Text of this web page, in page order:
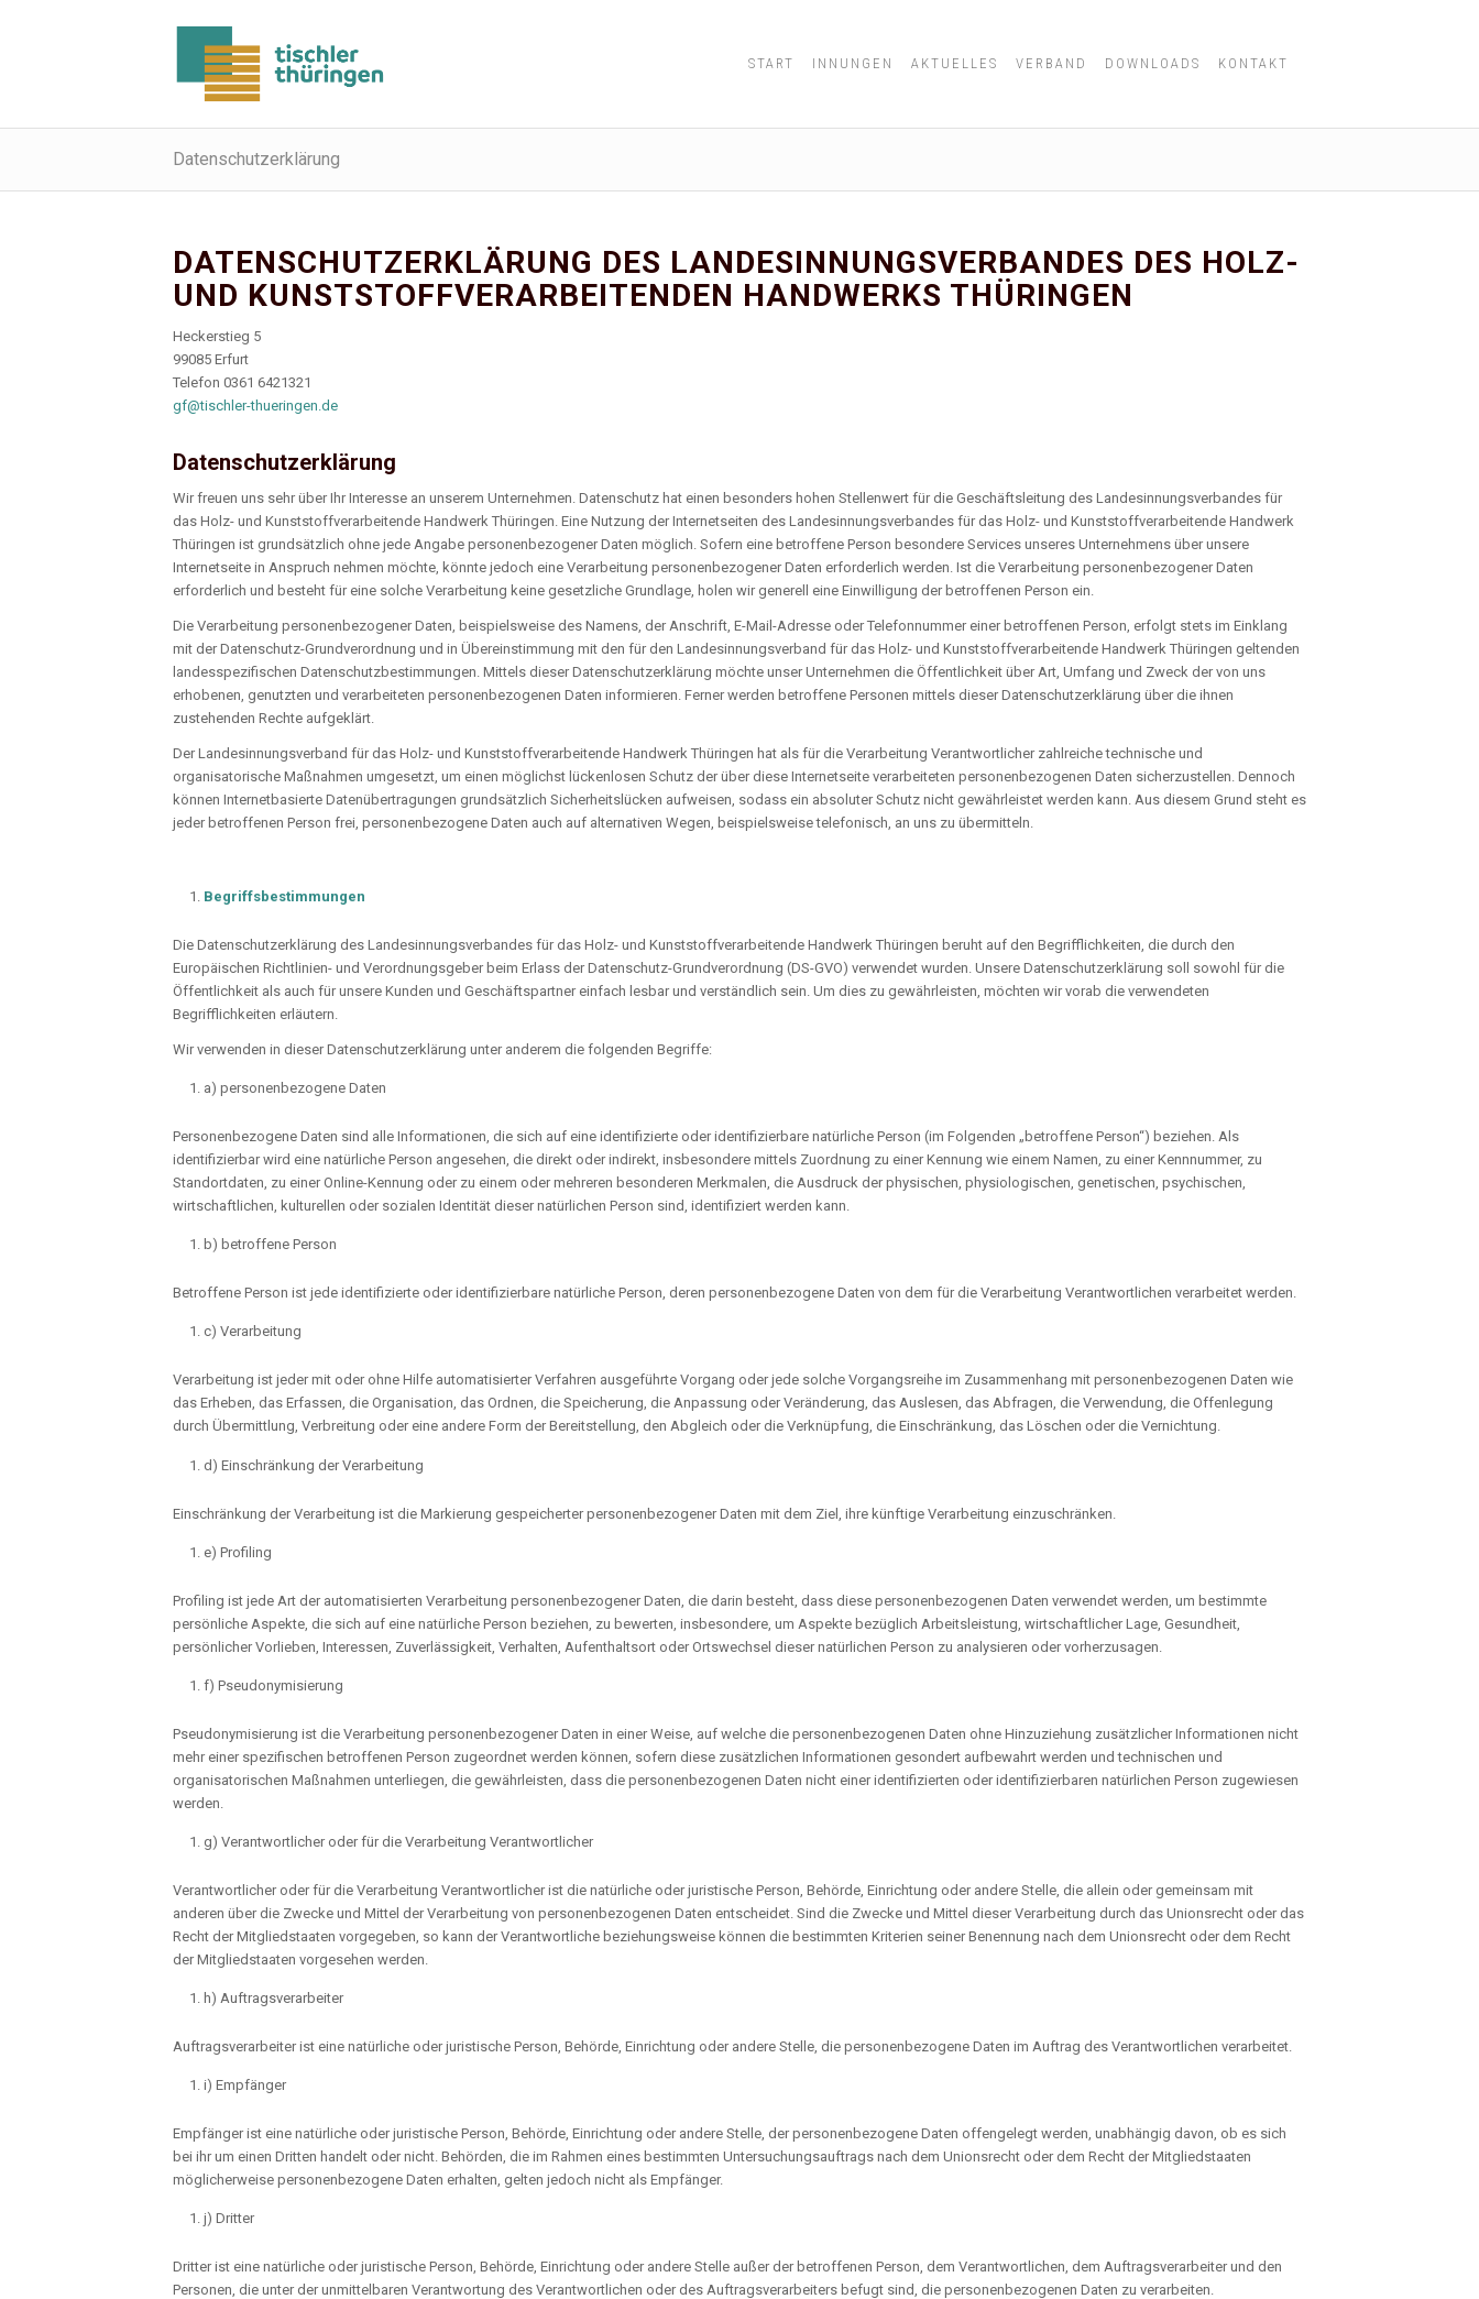
START INNUNGEN AKTUELLES VERBAND DOWNLOADS KONTAKT
Datenschutzerklärung
DATENSCHUTZ­ERKLÄRUNG DES LANDESINNUNGS­VERBANDES DES HOLZ-
UND KUNSTSTOFF­VERARBEITENDEN HANDWERKS THÜRINGEN
Heckerstieg 5
99085 Erfurt
Telefon 0361 6421321
gf@tischler-thueringen.de
Datenschutzerklärung
Wir freuen uns sehr über Ihr Interesse an unserem Unternehmen. Datenschutz hat einen besonders hohen Stellenwert für die Geschäftsleitung des Landesinnungsverbandes für
das Holz- und Kunststoffverarbeitende Handwerk Thüringen. Eine Nutzung der Internetseiten des Landesinnungsverbandes für das Holz- und Kunststoffverarbeitende Handwerk
Thüringen ist grundsätzlich ohne jede Angabe personenbezogener Daten möglich. Sofern eine betroffene Person besondere Services unseres Unternehmens über unsere
Internetseite in Anspruch nehmen möchte, könnte jedoch eine Verarbeitung personenbezogener Daten erforderlich werden. Ist die Verarbeitung personenbezogener Daten
erforderlich und besteht für eine solche Verarbeitung keine gesetzliche Grundlage, holen wir generell eine Einwilligung der betroffenen Person ein.
Die Verarbeitung personenbezogener Daten, beispielsweise des Namens, der Anschrift, E-Mail-Adresse oder Telefonnummer einer betroffenen Person, erfolgt stets im Einklang
mit der Datenschutz-Grundverordnung und in Übereinstimmung mit den für den Landesinnungsverband für das Holz- und Kunststoffverarbeitende Handwerk Thüringen geltenden
landesspezifischen Datenschutzbestimmungen. Mittels dieser Datenschutzerklärung möchte unser Unternehmen die Öffentlichkeit über Art, Umfang und Zweck der von uns
erhobenen, genutzten und verarbeiteten personenbezogenen Daten informieren. Ferner werden betroffene Personen mittels dieser Datenschutzerklärung über die ihnen
zustehenden Rechte aufgeklärt.
Der Landesinnungsverband für das Holz- und Kunststoffverarbeitende Handwerk Thüringen hat als für die Verarbeitung Verantwortlicher zahlreiche technische und
organisatorische Maßnahmen umgesetzt, um einen möglichst lückenlosen Schutz der über diese Internetseite verarbeiteten personenbezogenen Daten sicherzustellen. Dennoch
können Internetbasierte Datenübertragungen grundsätzlich Sicherheitslücken aufweisen, sodass ein absoluter Schutz nicht gewährleistet werden kann. Aus diesem Grund steht es
jeder betroffenen Person frei, personenbezogene Daten auch auf alternativen Wegen, beispielsweise telefonisch, an uns zu übermitteln.
Begriffsbestimmungen
Die Datenschutzerklärung des Landesinnungsverbandes für das Holz- und Kunststoffverarbeitende Handwerk Thüringen beruht auf den Begrifflichkeiten, die durch den
Europäischen Richtlinien- und Verordnungsgeber beim Erlass der Datenschutz-Grundverordnung (DS-GVO) verwendet wurden. Unsere Datenschutzerklärung soll sowohl für die
Öffentlichkeit als auch für unsere Kunden und Geschäftspartner einfach lesbar und verständlich sein. Um dies zu gewährleisten, möchten wir vorab die verwendeten
Begrifflichkeiten erläutern.
Wir verwenden in dieser Datenschutzerklärung unter anderem die folgenden Begriffe:
a) personenbezogene Daten
Personenbezogene Daten sind alle Informationen, die sich auf eine identifizierte oder identifizierbare natürliche Person (im Folgenden „betroffene Person“) beziehen. Als
identifizierbar wird eine natürliche Person angesehen, die direkt oder indirekt, insbesondere mittels Zuordnung zu einer Kennung wie einem Namen, zu einer Kennnummer, zu
Standortdaten, zu einer Online-Kennung oder zu einem oder mehreren besonderen Merkmalen, die Ausdruck der physischen, physiologischen, genetischen, psychischen,
wirtschaftlichen, kulturellen oder sozialen Identität dieser natürlichen Person sind, identifiziert werden kann.
b) betroffene Person
Betroffene Person ist jede identifizierte oder identifizierbare natürliche Person, deren personenbezogene Daten von dem für die Verarbeitung Verantwortlichen verarbeitet werden.
c) Verarbeitung
Verarbeitung ist jeder mit oder ohne Hilfe automatisierter Verfahren ausgeführte Vorgang oder jede solche Vorgangsreihe im Zusammenhang mit personenbezogenen Daten wie
das Erheben, das Erfassen, die Organisation, das Ordnen, die Speicherung, die Anpassung oder Veränderung, das Auslesen, das Abfragen, die Verwendung, die Offenlegung
durch Übermittlung, Verbreitung oder eine andere Form der Bereitstellung, den Abgleich oder die Verknüpfung, die Einschränkung, das Löschen oder die Vernichtung.
d) Einschränkung der Verarbeitung
Einschränkung der Verarbeitung ist die Markierung gespeicherter personenbezogener Daten mit dem Ziel, ihre künftige Verarbeitung einzuschränken.
e) Profiling
Profiling ist jede Art der automatisierten Verarbeitung personenbezogener Daten, die darin besteht, dass diese personenbezogenen Daten verwendet werden, um bestimmte
persönliche Aspekte, die sich auf eine natürliche Person beziehen, zu bewerten, insbesondere, um Aspekte bezüglich Arbeitsleistung, wirtschaftlicher Lage, Gesundheit,
persönlicher Vorlieben, Interessen, Zuverlässigkeit, Verhalten, Aufenthaltsort oder Ortswechsel dieser natürlichen Person zu analysieren oder vorherzusagen.
f) Pseudonymisierung
Pseudonymisierung ist die Verarbeitung personenbezogener Daten in einer Weise, auf welche die personenbezogenen Daten ohne Hinzuziehung zusätzlicher Informationen nicht
mehr einer spezifischen betroffenen Person zugeordnet werden können, sofern diese zusätzlichen Informationen gesondert aufbewahrt werden und technischen und
organisatorischen Maßnahmen unterliegen, die gewährleisten, dass die personenbezogenen Daten nicht einer identifizierten oder identifizierbaren natürlichen Person zugewiesen
werden.
g) Verantwortlicher oder für die Verarbeitung Verantwortlicher
Verantwortlicher oder für die Verarbeitung Verantwortlicher ist die natürliche oder juristische Person, Behörde, Einrichtung oder andere Stelle, die allein oder gemeinsam mit
anderen über die Zwecke und Mittel der Verarbeitung von personenbezogenen Daten entscheidet. Sind die Zwecke und Mittel dieser Verarbeitung durch das Unionsrecht oder das
Recht der Mitgliedstaaten vorgegeben, so kann der Verantwortliche beziehungsweise können die bestimmten Kriterien seiner Benennung nach dem Unionsrecht oder dem Recht
der Mitgliedstaaten vorgesehen werden.
h) Auftragsverarbeiter
Auftragsverarbeiter ist eine natürliche oder juristische Person, Behörde, Einrichtung oder andere Stelle, die personenbezogene Daten im Auftrag des Verantwortlichen verarbeitet.
i) Empfänger
Empfänger ist eine natürliche oder juristische Person, Behörde, Einrichtung oder andere Stelle, der personenbezogene Daten offengelegt werden, unabhängig davon, ob es sich
bei ihr um einen Dritten handelt oder nicht. Behörden, die im Rahmen eines bestimmten Untersuchungsauftrags nach dem Unionsrecht oder dem Recht der Mitgliedstaaten
möglicherweise personenbezogene Daten erhalten, gelten jedoch nicht als Empfänger.
j) Dritter
Dritter ist eine natürliche oder juristische Person, Behörde, Einrichtung oder andere Stelle außer der betroffenen Person, dem Verantwortlichen, dem Auftragsverarbeiter und den
Personen, die unter der unmittelbaren Verantwortung des Verantwortlichen oder des Auftragsverarbeiters befugt sind, die personenbezogenen Daten zu verarbeiten.